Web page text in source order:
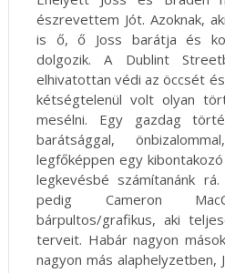
észrevettem Jót. Azoknak,
is ő, ő Joss barátja és
dolgozik. A Dublint
elhivatottan védi az öccsét és
kétségtelenül volt olyan
mesélni. Egy gazdag
barátsággal,
legfőképpen egy
legkevésbé számítanánk
pedig Cameron
bárpultos/grafikus, aki
terveit. Habár nagyon
nagyon más alaphelyzetben,